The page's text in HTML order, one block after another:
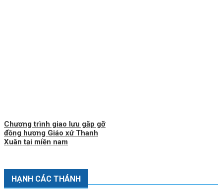
Chương trình giao lưu gặp gỡ
đồng hương Giáo xứ Thanh
Xuân tại miền nam
HẠNH CÁC THÁNH